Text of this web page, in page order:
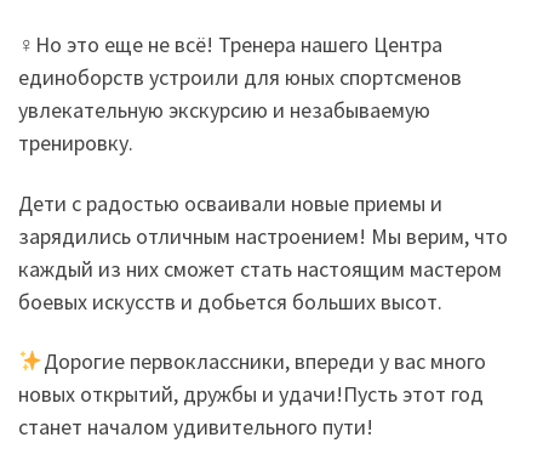
‍♀Но это еще не всё! Тренера нашего Центра
единоборств устроили для юных спортсменов
увлекательную экскурсию и незабываемую
тренировку.
Дети с радостью осваивали новые приемы и
зарядились отличным настроением! Мы верим, что
каждый из них сможет стать настоящим мастером
боевых искусств и добьется больших высот.
Дорогие первоклассники, впереди у вас много
новых открытий, дружбы и удачи!Пусть этот год
станет началом удивительного пути!